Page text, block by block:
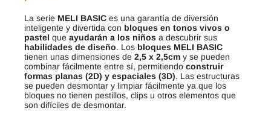
La serie MELI BASIC es una garantía de diversión
inteligente y divertida con bloques en tonos vivos o
pastel que ayudarán a los niños a descubrir sus
habilidades de diseño. Los bloques MELI BASIC
tienen unas dimensiones de 2,5 x 2,5cm y se pueden
combinar fácilmente entre sí, permitiendo construir
formas planas (2D) y espaciales (3D). Las estructuras
se pueden desmontar y limpiar fácilmente ya que los
bloques no tienen pestillos, clips u otros elementos que
son difíciles de desmontar.